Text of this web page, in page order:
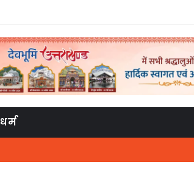
धर्म